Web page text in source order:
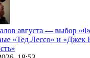
августа — выбор
«Тед Лессо» и «Джек